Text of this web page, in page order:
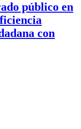
público en
con